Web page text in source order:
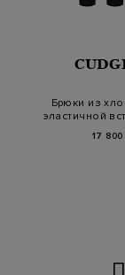
Брюки из
эластичной
и вышитым17 800